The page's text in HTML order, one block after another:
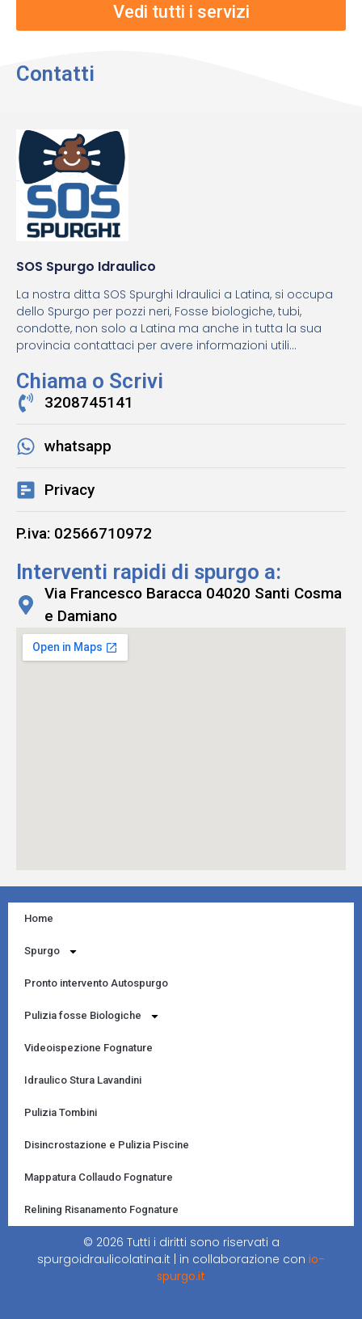
Vedi tutti i servizi
Contatti
SOS Spurgo Idraulico
La nostra ditta SOS Spurghi Idraulici a Latina, si occupa
dello Spurgo per pozzi neri, Fosse biologiche, tubi,
condotte, non solo a Latina ma anche in tutta la sua
provincia contattaci per avere informazioni utili...
Chiama o Scrivi
3208745141
whatsapp
Privacy
P.iva: 02566710972
Interventi rapidi di spurgo a:
Via Francesco Baracca 04020 Santi Cosma
e Damiano
Home
Spurgo
Pronto intervento Autospurgo
Pulizia fosse Biologiche
Videoispezione Fognature
Idraulico Stura Lavandini
Pulizia Tombini
Disincrostazione e Pulizia Piscine
Mappatura Collaudo Fognature
Relining Risanamento Fognature
© 2026 Tutti i diritti sono riservati a
spurgoidraulicolatina.it | in collaborazione con io-
spurgo.it